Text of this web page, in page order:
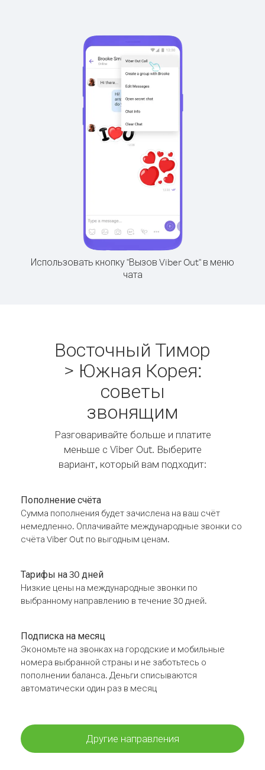
Использовать кнопку "Вызов Viber Out" в меню
чата
Восточный Тимор
> Южная Корея:
советы
звонящим
Разговаривайте больше и платите
меньше с Viber Out. Выберите
вариант, который вам подходит:
Пополнение счёта
Сумма пополнения будет зачислена на ваш счёт
немедленно. Оплачивайте международные звонки со
счёта Viber Out по выгодным ценам.
Тарифы на 30 дней
Низкие цены на международные звонки по
выбранному направлению в течение 30 дней.
Подписка на месяц
Экономьте на звонках на городские и мобильные
номера выбранной страны и не заботьтесь о
пополнении баланса. Деньги списываются
автоматически один раз в месяц
Другие направления